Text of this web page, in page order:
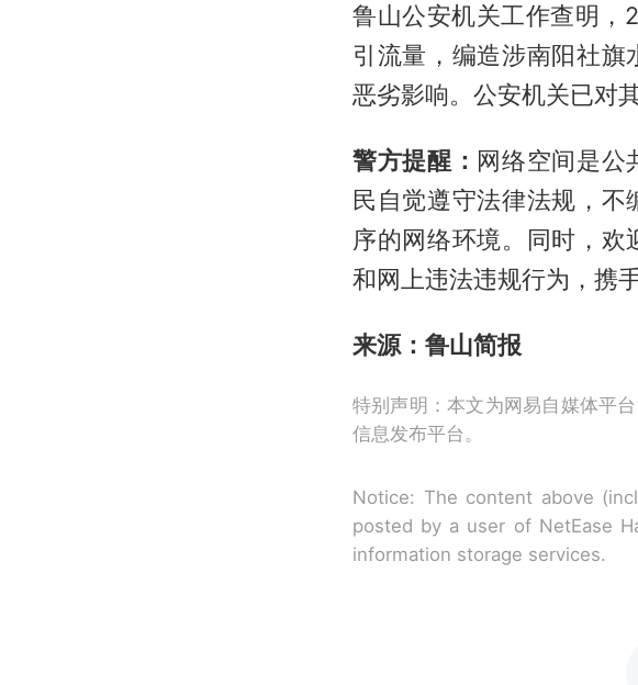
鲁山公安机关工作查明，
引流量，编造涉南阳社旗
恶劣影响。公安机关已对
警方提醒： 网络空间是公
民自觉遵守法律法规，
序的网络环境。同时，
和网上违法违规行为，携
来源： 鲁山简报
特别声明：本文为网易自媒体平
信息发布平台。
Notice: The content above
posted by a user of NetEase
information storage services.